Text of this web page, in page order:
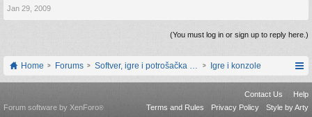
Jan 29, 2009
(You must log in or sign up to reply here.)
Home Forums Softver, igre i potrošačka elektronikaIgre i konzole
Contact Us
Help
Terms and Rules
Privacy Policy Style by Arty
Forum software by XenForo®